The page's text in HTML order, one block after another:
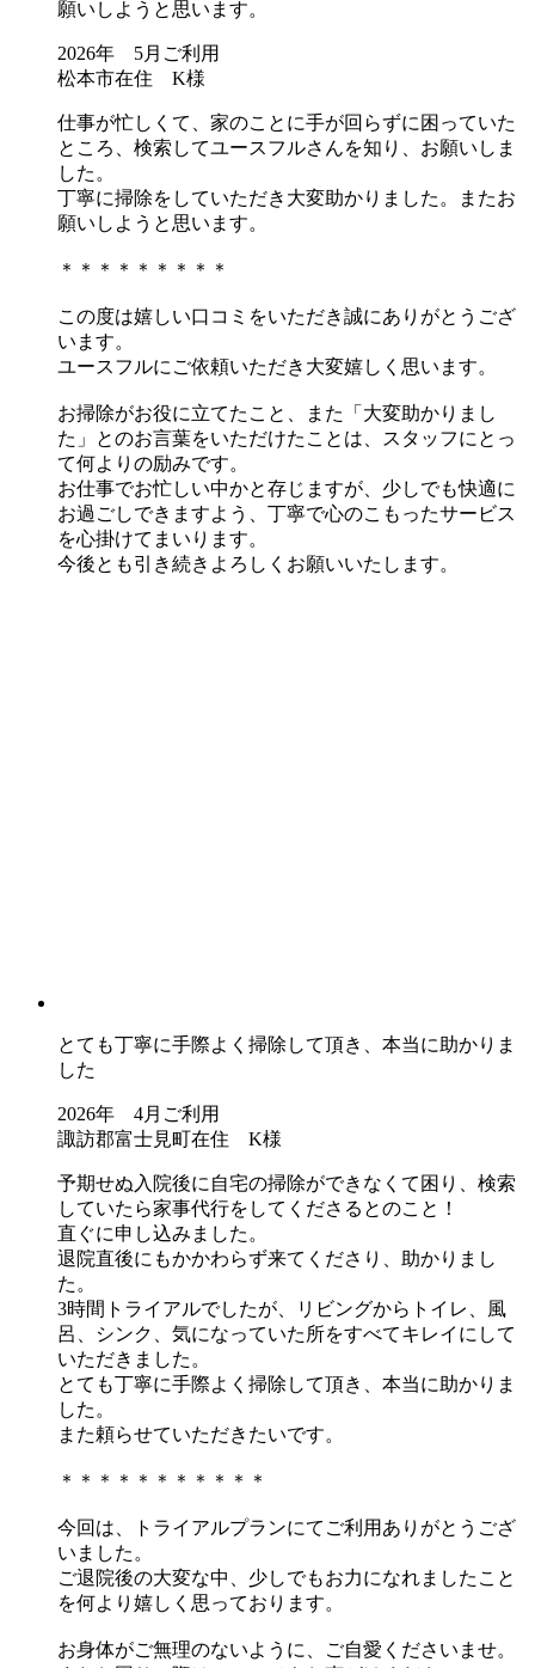
願いしようと思います。
2026年 5月ご利用
松本市在住 K様
仕事が忙しくて、家のことに手が回らずに困っていた
ところ、検索してユースフルさんを知り、お願いしま
した。
丁寧に掃除をしていただき大変助かりました。またお
願いしようと思います。
＊＊＊＊＊＊＊＊＊
この度は嬉しい口コミをいただき誠にありがとうござ
います。
ユースフルにご依頼いただき大変嬉しく思います。
お掃除がお役に立てたこと、また「大変助かりまし
た」とのお言葉をいただけたことは、スタッフにとっ
て何よりの励みです。
お仕事でお忙しい中かと存じますが、少しでも快適に
お過ごしできますよう、丁寧で心のこもったサービス
を心掛けてまいります。
今後とも引き続きよろしくお願いいたします。
とても丁寧に手際よく掃除して頂き、本当に助かりま
した
2026年 4月ご利用
諏訪郡富士見町在住 K様
予期せぬ入院後に自宅の掃除ができなくて困り、検索
していたら家事代行をしてくださるとのこと！
直ぐに申し込みました。
退院直後にもかかわらず来てくださり、助かりまし
た。
3時間トライアルでしたが、リビングからトイレ、風
呂、シンク、気になっていた所をすべてキレイにして
いただきました。
とても丁寧に手際よく掃除して頂き、本当に助かりま
した。
また頼らせていただきたいです。
＊＊＊＊＊＊＊＊＊＊＊
今回は、トライアルプランにてご利用ありがとうござ
いました。
ご退院後の大変な中、少しでもお力になれましたこと
を何より嬉しく思っております。
お身体がご無理のないように、ご自愛くださいませ。